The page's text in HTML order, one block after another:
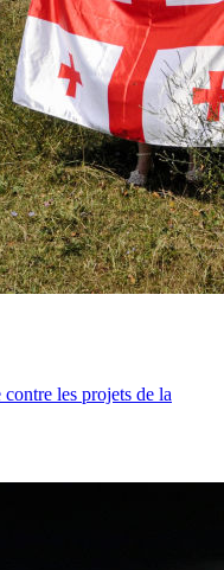
les projets de la